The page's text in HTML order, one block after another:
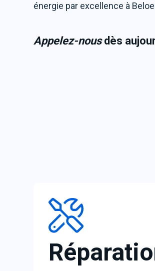
énergie par excellence à
Appelez-nousdès